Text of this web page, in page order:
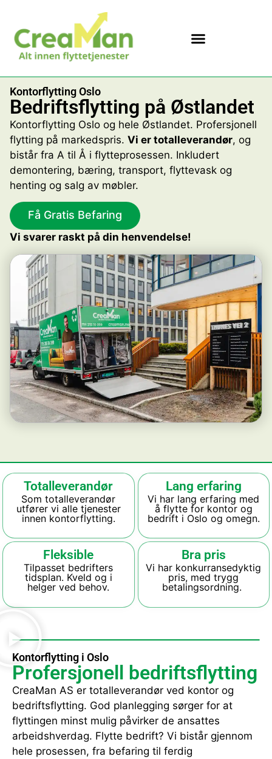
Kontorflytting Oslo
Bedriftsflytting på Østlandet
Kontorflytting Oslo og hele Østlandet. Profersjonell
flytting på markedspris. Vi er totalleverandør, og
bistår fra A til Å i flytteprosessen. Inkludert
demontering, bæring, transport, flyttevask og
henting og salg av møbler.
Få Gratis Befaring
Vi svarer raskt på din henvendelse!
Totalleverandør
Som totalleverandør
utfører vi alle tjenester
innen kontorflytting.
Lang erfaring
Vi har lang erfaring med
å flytte for kontor og
bedrift i Oslo og omegn.
Fleksible
Tilpasset bedrifters
tidsplan. Kveld og i
helger ved behov.
Bra pris
Vi har konkurransedyktig
pris, med trygg
betalingsordning.
Kontorflytting i Oslo
Profersjonell bedriftsflytting
CreaMan AS er totalleverandør ved kontor og
bedriftsflytting. God planlegging sørger for at
flyttingen minst mulig påvirker de ansattes
arbeidshverdag. Flytte bedrift? Vi bistår gjennom
hele prosessen, fra befaring til ferdig